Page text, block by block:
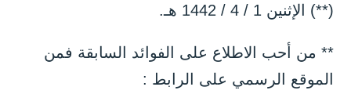
(**) الإثنين 1 / 4 / 1442 هـ.
** من أحب الاطلاع على الفوائد السابقة فمن
الموقع الرسمي على الرابط :